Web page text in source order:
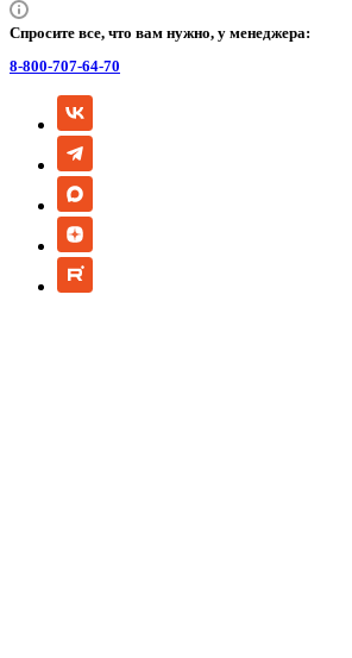
Спросите все, что вам нужно, у менеджера:
8-800-707-64-70